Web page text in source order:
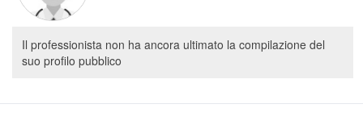
Il professionista non ha ancora ultimato la compilazione del
suo profilo pubblico